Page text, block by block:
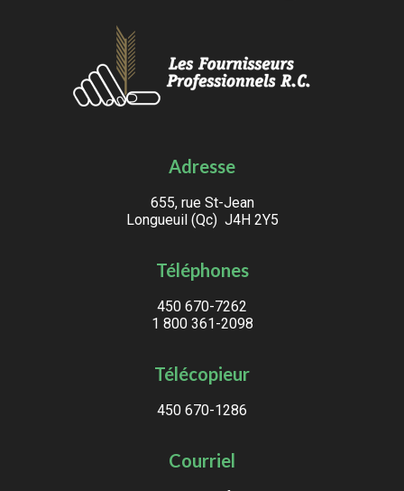
Adresse
655, rue St-Jean
Longueuil (Qc) J4H 2Y5
Téléphones
450 670-7262
1 800 361-2098
Télécopieur
450 670-1286
Courriel